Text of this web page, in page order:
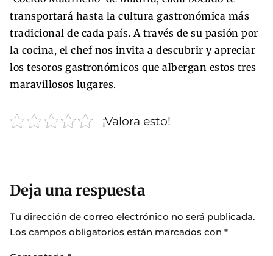
transportará hasta la cultura gastronómica más
tradicional de cada país. A través de su pasión por
la cocina, el chef nos invita a descubrir y apreciar
los tesoros gastronómicos que albergan estos tres
maravillosos lugares.
¡Valora esto!
Deja una respuesta
Tu dirección de correo electrónico no será publicada.
Los campos obligatorios están marcados con *